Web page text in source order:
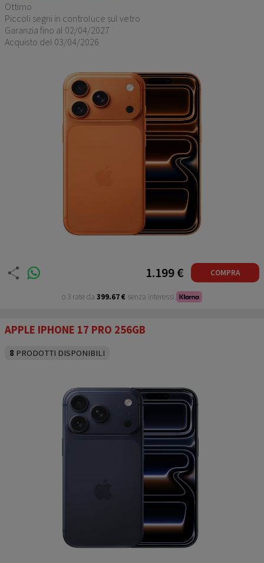
Ottimo
Piccoli segni in controluce sul vetro
Garanzia fino al 02/04/2027
Acquisto del 03/04/2026
1.199 € COMPRA
o 3 rate da 399.67 €senza interessi.
APPLE IPHONE 17 PRO 256GB
8 PRODOTTI DISPONIBILI